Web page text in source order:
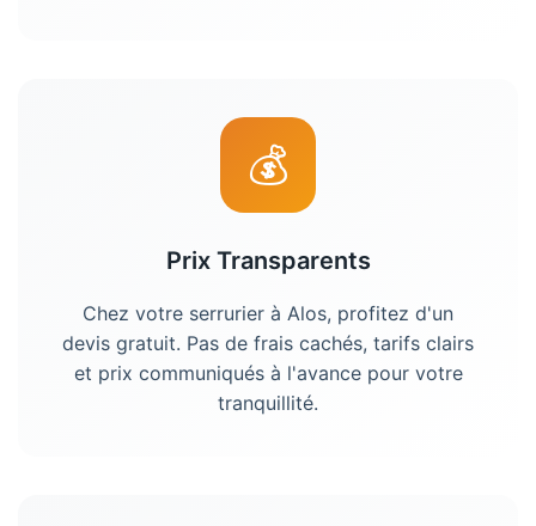
💰
Prix Transparents
Chez votre serrurier à Alos, profitez d'un
devis gratuit. Pas de frais cachés, tarifs clairs
et prix communiqués à l'avance pour votre
tranquillité.